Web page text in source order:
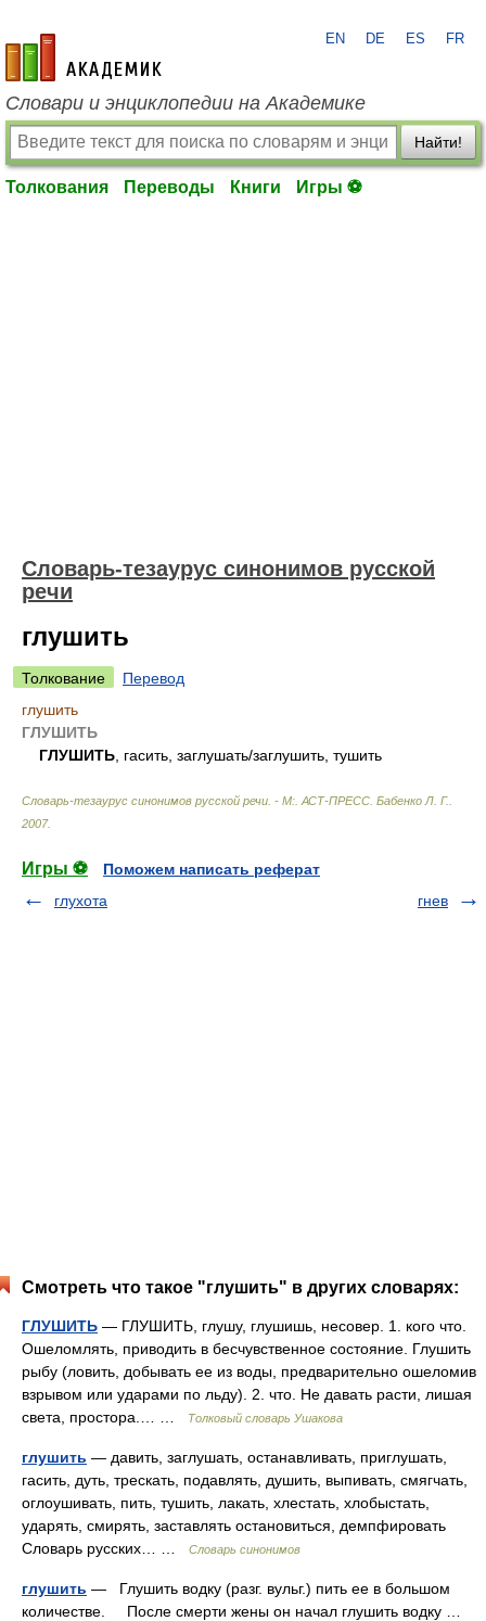
academic.ru
EN DE ES FR
Словари и энциклопедии на Академике
Найти!
Толкования Переводы Книги Игры ⚽
Словарь-тезаурус синонимов русской
речи
глушить
Толкование
Перевод
глушить
ГЛУШИТЬ
ГЛУШИТЬ , гасить, заглушать/заглушить, тушить
Словарь-тезаурус синонимов русской речи. - М:. АСТ-ПРЕСС Бабенко Л. Г.
2007.
Игры ⚽
Поможем написать реферат
глухота
гнев
Смотреть что такое "глушить" в других словарях:
ГЛУШИТЬ — ГЛУШИТЬ, глушу, глушишь, несовер. 1. кого что.
Ошеломлять, приводить в бесчувственное состояние. Глушить
рыбу (ловить, добывать ее из воды, предварительно ошеломив
взрывом или ударами по льду). 2. что. Не давать расти, лишая
света, простора.… …
Толковый словарь Ушакова
глушить — давить, заглушать, останавливать, приглушать,
гасить, дуть, трескать, подавлять, душить, выпивать, смягчать,
оглоушивать, пить, тушить, лакать, хлестать, хлобыстать,
ударять, смирять, заставлять остановиться, демпфировать
Словарь русских… …
Словарь синонимов
глушить — Глушить водку (разг. вульг.) пить ее в большом
количестве. После смерти жены он начал глушить водку …